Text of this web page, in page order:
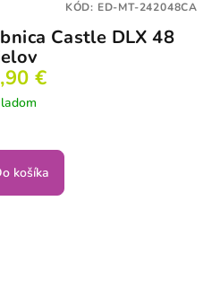
Castle DLX 48
€
košíka
KÓD: ED-MT-242048CA